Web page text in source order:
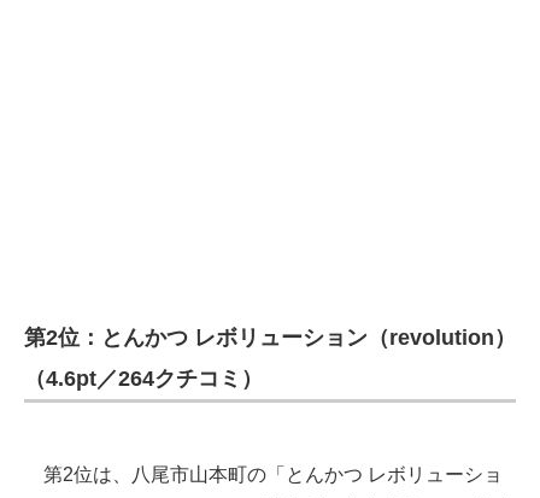
第2位：とんかつ レボリューション（revolution）
（4.6pt／264クチコミ）
第2位は、八尾市山本町の「とんかつ レボリューショ